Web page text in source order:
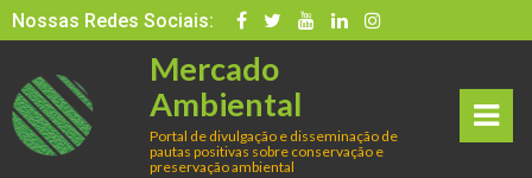
Skip
to
content
Nossas Redes Sociais:
Mercado
Ambiental
Portal de divulgação e disseminação de
pautas positivas sobre conservação e
preservação ambiental